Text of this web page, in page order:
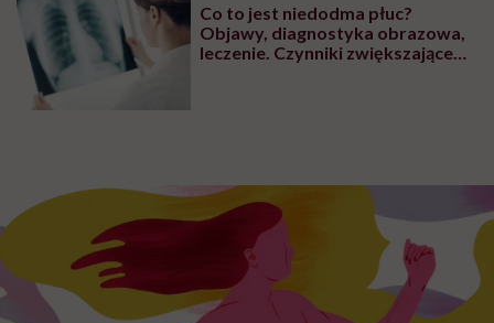
Co to jest niedodma płuc?
Objawy, diagnostyka obrazowa,
leczenie. Czynniki zwiększające